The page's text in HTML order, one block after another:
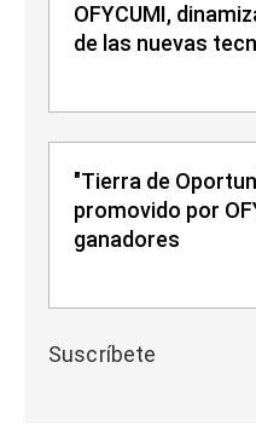
OFYCUMI,
de las nuevas
"Tierra de
promovido por
ganadores
Suscríbete